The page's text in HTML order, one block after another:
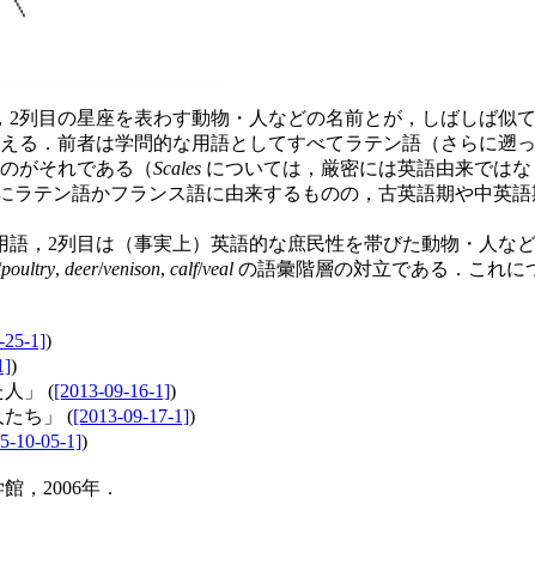
目の星座を表わす動物・人などの名前とが，しばしば似て
る．前者は学問的な用語としてすべてラテン語（さらに遡
がそれである（Scales については，厳密には英語由来では
テン語かフランス語に由来するものの，古英語期や中英
，2列目は（事実上）英語的な庶民性を帯びた動物・人な
poultry, deer/venison, calf/veal の語彙階層の対立である．これに
25-1])
)
」 ([2013-09-16-1])
ち」 ([2013-09-17-1])
10-05-1])
，2006年．